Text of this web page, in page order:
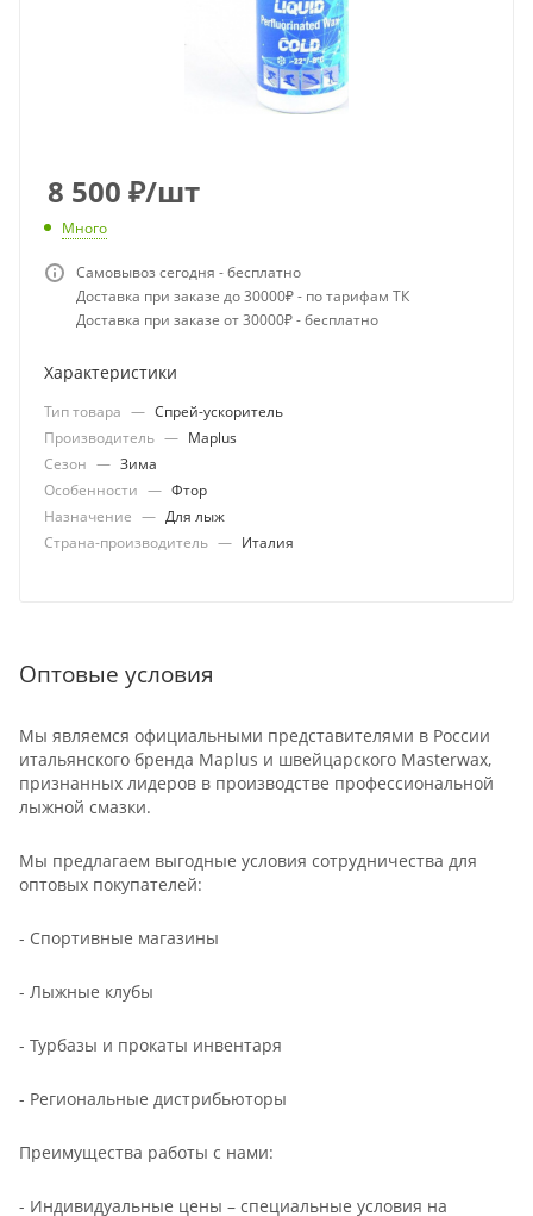
8 500 ₽/шт
Много
Самовывоз сегодня - бесплатно
Доставка при заказе до 30000₽ - по тарифам ТК
Доставка при заказе от 30000₽ - бесплатно
Характеристики
Тип товара — Спрей-ускоритель
Производитель — Maplus
Сезон — Зима
Особенности — Фтор
Назначение — Для лыж
Страна-производитель — Италия
Оптовые условия
Мы являемся официальными представителями в России
итальянского бренда Maplus и швейцарского Masterwax,
признанных лидеров в производстве профессиональной
лыжной смазки.
Мы предлагаем выгодные условия сотрудничества для
оптовых покупателей:
- Спортивные магазины
- Лыжные клубы
- Турбазы и прокаты инвентаря
- Региональные дистрибьюторы
Преимущества работы с нами:
- Индивидуальные цены – специальные условия на